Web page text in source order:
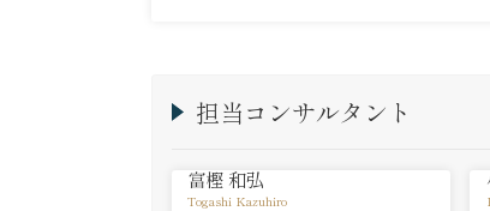
担当コンサルタント
富樫 和弘
Togashi Kazuhiro